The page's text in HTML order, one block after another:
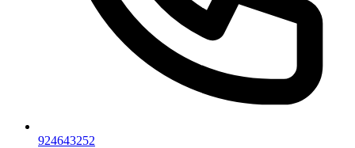
924643252